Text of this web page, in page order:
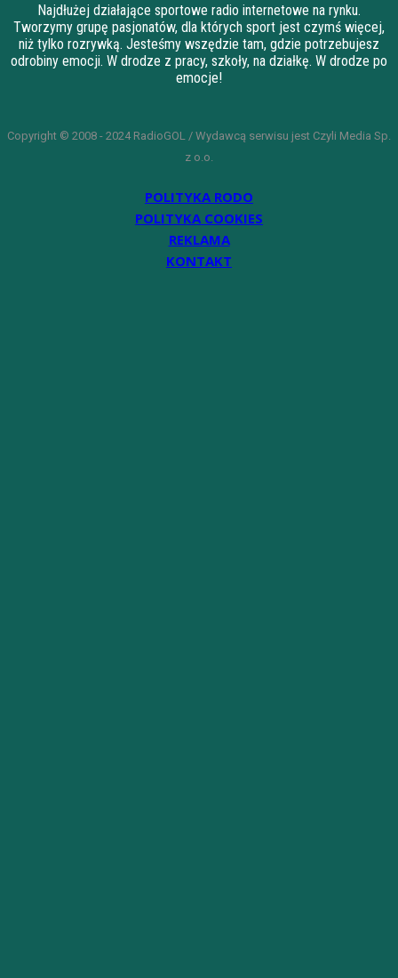
Najdłużej działające sportowe radio internetowe na rynku.
Tworzymy grupę pasjonatów, dla których sport jest czymś więcej,
niż tylko rozrywką. Jesteśmy wszędzie tam, gdzie potrzebujesz
odrobiny emocji. W drodze z pracy, szkoły, na działkę. W drodze po
emocje!
Copyright © 2008 - 2024 RadioGOL / Wydawcą serwisu jest Czyli Media Sp.
z o.o.
POLITYKA RODO
POLITYKA COOKIES
REKLAMA
KONTAKT